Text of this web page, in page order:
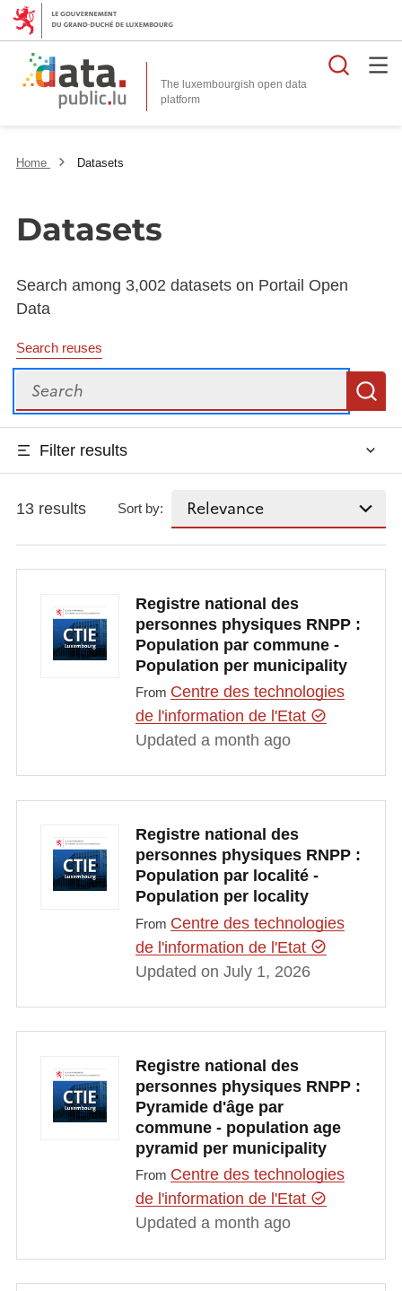
The luxembourgish open data
platform
Home Datasets
Datasets
Search among 3,002 datasets on Portail Open
Data
Search reuses
Search
Filter results
13 results Sort by:
Registre national des
personnes physiques RNPP :
Population par commune -
Population per municipality
From Centre des technologies
de l'information de l'Etat
Updated a month ago
Registre national des
personnes physiques RNPP :
Population par localité -
Population per locality
From Centre des technologies
de l'information de l'Etat
Updated on July 1, 2026
Registre national des
personnes physiques RNPP :
Pyramide d'âge par
commune - population age
pyramid per municipality
From Centre des technologies
de l'information de l'Etat
Updated a month ago